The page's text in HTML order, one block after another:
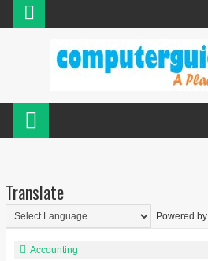
Translate
Powered by
Accounting